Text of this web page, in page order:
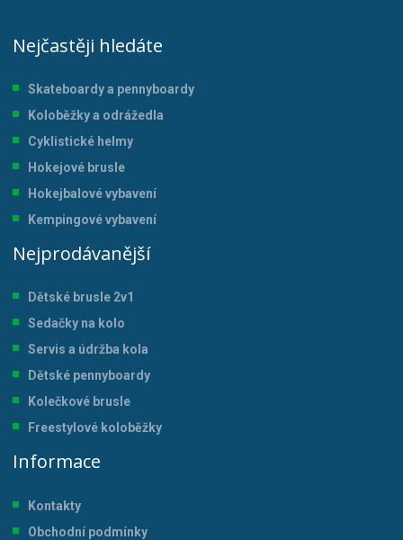
Nejčastěji hledáte
Skateboardy a pennyboardy
Koloběžky a odrážedla
Cyklistické helmy
Hokejové brusle
Hokejbalové vybavení
Kempingové vybavení
Nejprodávanější
Dětské brusle 2v1
Sedačky na kolo
Servis a údržba kola
Dětské pennyboardy
Kolečkové brusle
Freestylové koloběžky
Informace
Kontakty
Obchodní podmínky